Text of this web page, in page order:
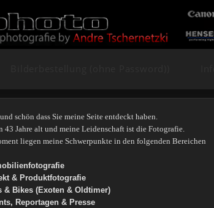
schön dass Sie meine Seite entdeckt haben.
43 Jahre alt und meine Leidenschaft ist die Fotografie.
liegen meine Schwerpunkte in den folgenden Bereichen
& Produktfotografie
& Bikes (Exoten & Oldtimer)
Reportagen & Presse